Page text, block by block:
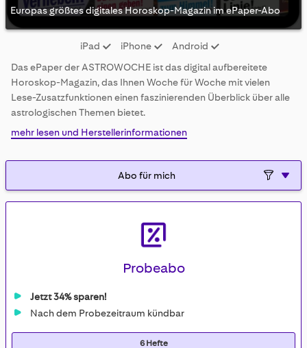
Europas größtes digitales Horoskop-Magazin im ePaper-Abo
the
beginning
the
images
gallery
iPad iPhone
Android
Das ePaper der ASTROWOCHE ist das digital aufbereitete
Horoskop-Magazin, das Ihnen Woche für Woche mit vielen
Lese-Zusatzfunktionen einen faszinierenden Überblick über alle
astrologischen Themen bietet.
mehr lesen und Herstellerinformationen
Probeabo
Jetzt 34% sparen!
Nach dem Probezeitraum kündbar
6 Hefte